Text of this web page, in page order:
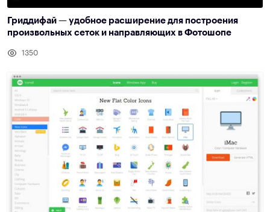
Гриддифай — удобное расширение для построения
произвольных сеток и направляющих в Фотошопе
1350